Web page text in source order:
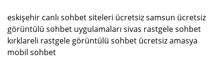
eskişehir canlı sohbet siteleri ücretsizsamsun ücretsiz
görüntülü sohbet uygulamaları sivas rastgele sohbet
kırklareli rastgele görüntülü sohbet ücretsizamasya
mobil sohbet